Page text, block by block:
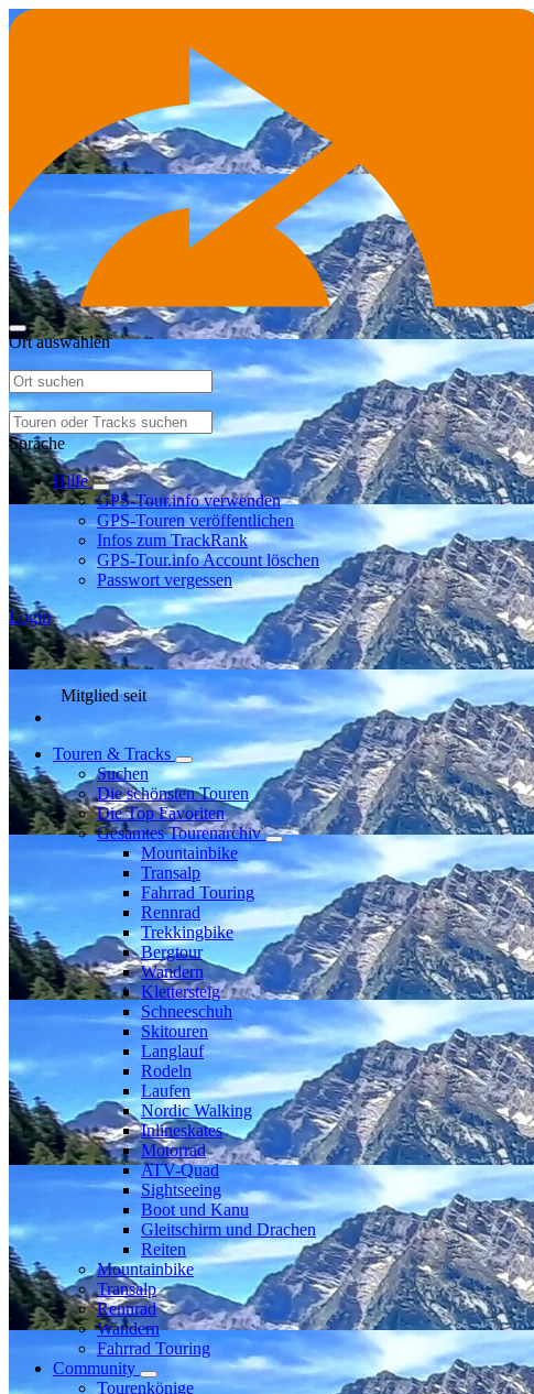
Ort auswählen
Sprache
Hilfe
GPS-Tour.info verwenden
GPS-Touren veröffentlichen
Infos zum TrackRank
GPS-Tour.info Account löschen
Passwort vergessen
Login
Mitglied seit
Touren & Tracks
Suchen
Die schönsten Touren
Die Top Favoriten
Gesamtes Tourenarchiv
Mountainbike
Transalp
Fahrrad Touring
Rennrad
Trekkingbike
Bergtour
Wandern
Klettersteig
Schneeschuh
Skitouren
Langlauf
Rodeln
Laufen
Nordic Walking
Inlineskates
Motorrad
ATV-Quad
Sightseeing
Boot und Kanu
Gleitschirm und Drachen
Reiten
Mountainbike
Transalp
Rennrad
Wandern
Fahrrad Touring
Community
Tourenkönige